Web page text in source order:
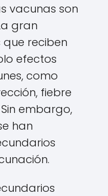
vacunas son
gran
reciben
efectos
como
fiebre
embargo,
han